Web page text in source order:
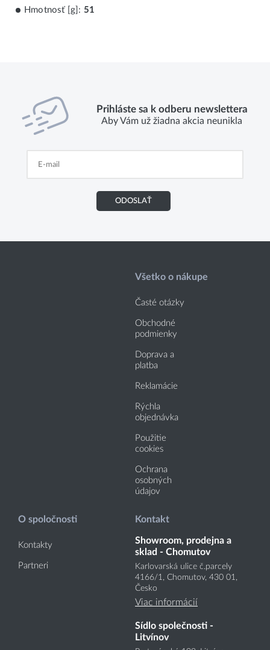
Hmotnosť [g]: 51
Prihláste sa k odberu newslettera
Aby Vám už žiadna akcia neunikla
ODOSLAŤ
Všetko o nákupe
Časté otázky
Obchodné
podmienky
Doprava a
platba
Reklamácie
Rýchla
objednávka
Použitie
cookies
Ochrana
osobných
údajov
O spoločnosti
Kontakty
Partneri
Kontakt
Showroom, prodejna a
sklad - Chomutov
Karlovarská ulice č.parcely
4166/1, Chomutov, 430 01,
Česko
Viac informácií
Sídlo společnosti -
Litvínov